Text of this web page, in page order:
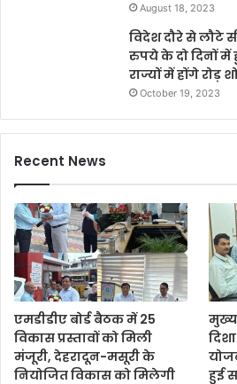
August 18, 2023
विदेश दौरे से लौटे
रुपये के दो दिनों
राज्यों में होंगे रोड़
October 19, 2023
Recent News
एमडीडीए बोर्ड बैठक में 25
विकास प्रस्तावों को मिली
मंजूरी, देहरादून-मसूरी के
नियोजित विकास को मिलेगी
हुई